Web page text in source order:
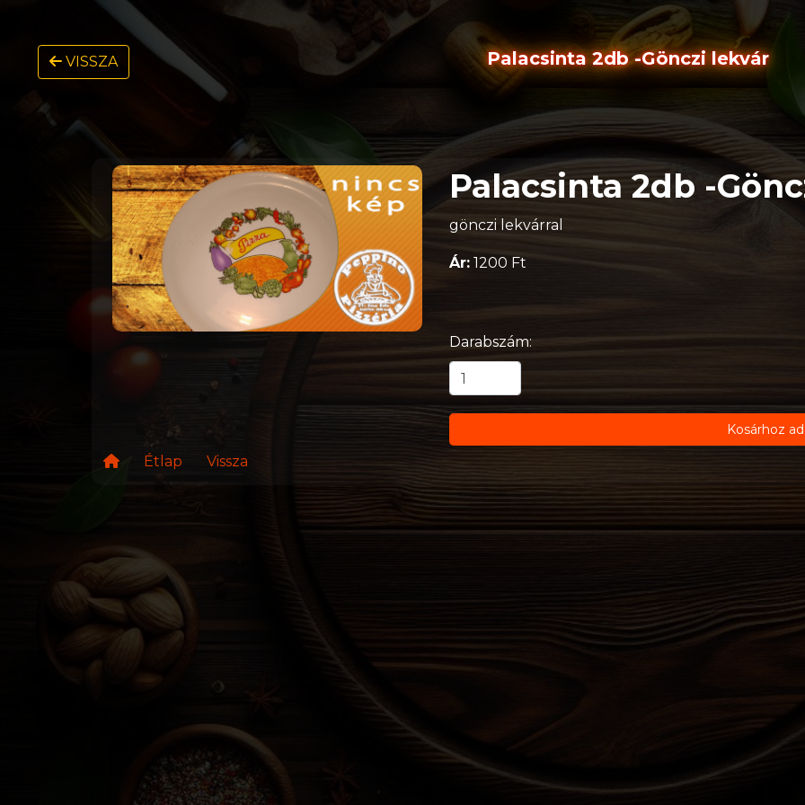
VISSZA Palacsinta 2db -Gönczi lekvár
Palacsinta 2db -
gönczi lekvárral
Ár:1200 Ft
Darabszám:
Kosárhoz
Étlap Vissza